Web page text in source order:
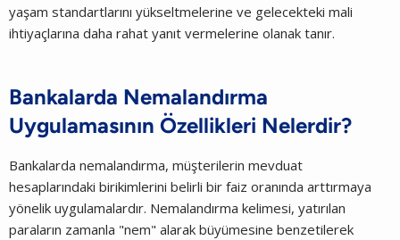
yaşam standartlarını yükseltmelerine ve gelecekteki mali
ihtiyaçlarına daha rahat yanıt vermelerine olanak tanır.
Bankalarda Nemalandırma
Uygulamasının Özellikleri Nelerdir?
Bankalarda nemalandırma, müşterilerin mevduat
hesaplarındaki birikimlerini belirli bir faiz oranında arttırmaya
yönelik uygulamalardır. Nemalandırma kelimesi, yatırılan
paraların zamanla "nem" alarak büyümesine benzetilerek